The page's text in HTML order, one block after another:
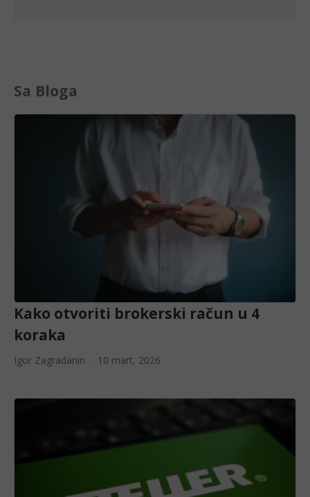
Sa Bloga
Kako otvoriti brokerski račun u 4
koraka
Igor Zagradanin 10 mart, 2026